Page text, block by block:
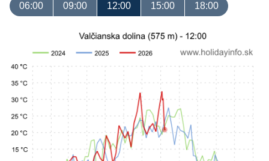
06:00 09:00 12:00 15:00 18:00